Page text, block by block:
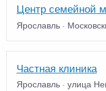
Центр семейной
Ярославль ·
Частная клиника
Ярославль · улица